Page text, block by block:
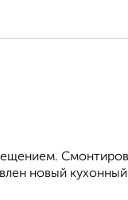
новый кухонный